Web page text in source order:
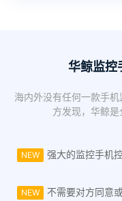
华鲸监控
海内外没有任何一款手
方发现，华鲸是
NEW 强大的监控手机
NEW
不需要对方同意